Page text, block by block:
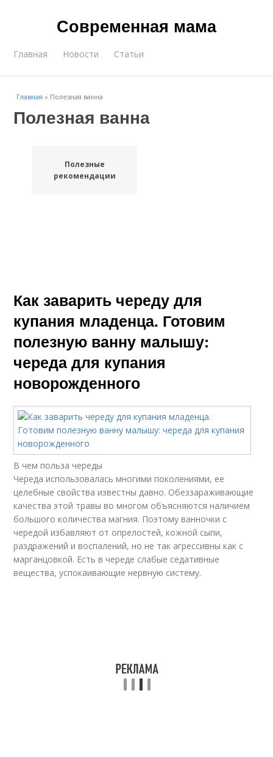
Современная мама
Главная Новости Статьи
Главная » Полезная ванна
Полезная ванна
Полезные
рекомендации
Как заварить череду для
купания младенца. Готовим
полезную ванну малышу:
череда для купания
новорожденного
В чем польза череды
Череда использовалась многими поколениями, ее
целебные свойства известны давно. Обеззараживающие
качества этой травы во многом объясняются наличием
большого количества магния. Поэтому ванночки с
чередой избавляют от опрелостей, кожной сыпи,
раздражений и воспалений, но не так агрессивны как с
марганцовкой. Есть в череде слабые седативные
вещества, успокаивающие нервную систему.